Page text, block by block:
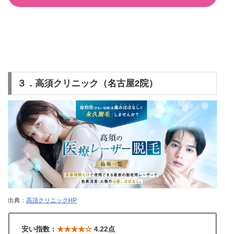
３．高須クリニック（名古屋2院）
出典： 高須クリニックHP
安い指数： ★★★★☆ 4.22点